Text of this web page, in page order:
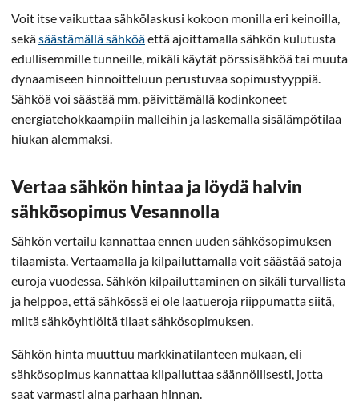
Voit itse vaikuttaa sähkölaskusi kokoon monilla eri keinoilla,
sekäsäästämällä sähköäettä ajoittamalla sähkön kulutusta
edullisemmille tunneille, mikäli käytät pörssisähköä tai muuta
dynaamiseen hinnoitteluun perustuvaa sopimustyyppiä.
Sähköä voi säästää mm. päivittämällä kodinkoneet
energiatehokkaampiin malleihin ja laskemalla sisälämpötilaa
hiukan alemmaksi.
Vertaa sähkön hintaa ja löydä halvin
sähkösopimus Vesannolla
Sähkön vertailu kannattaa ennen uuden sähkösopimuksen
tilaamista. Vertaamalla ja kilpailuttamalla voit säästää satoja
euroja vuodessa. Sähkön kilpailuttaminen on sikäli turvallista
ja helppoa, että sähkössä ei ole laatueroja riippumatta siitä,
miltä sähköyhtiöltä tilaat sähkösopimuksen.
Sähkön hinta muuttuu markkinatilanteen mukaan, eli
sähkösopimus kannattaa kilpailuttaa säännöllisesti, jotta
saat varmasti aina parhaan hinnan.